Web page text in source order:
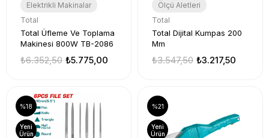
Elektrikli Makinalar
Total
Total Üfleme Ve Toplama
Makinesi 800W TB-2086
₺5.775,00
₺6.352,50
Ölçü Aletleri
Total
Total Dijital Kumpas 200
Mm
₺3.217,50
₺3.547,50
%18
Yeni
Ürün
%21
Yeni
Ürün